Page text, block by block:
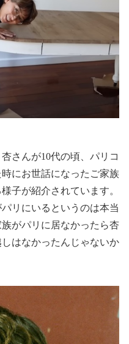
さんが10代の頃、パリコ
にお世話になったご家族
子が紹介されています。
リにいるというのは本当
がパリに居なかったら杏
はなかったんじゃないか